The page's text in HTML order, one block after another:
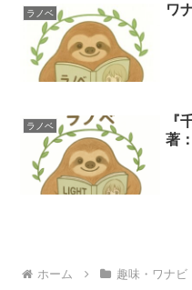
ラノベ ワ
ラノベ
『
著
ホーム 趣味・ワナビ